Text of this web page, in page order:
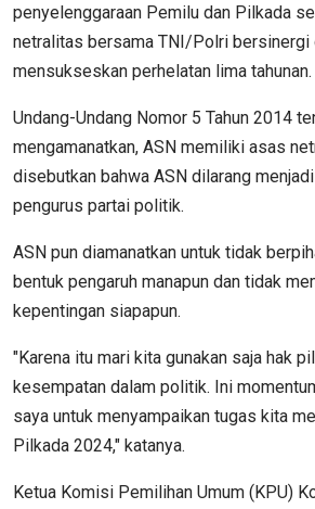
penyelenggaraan Pemilu dan Pilkada
netralitas bersama TNI/Polri bersinergi
mensukseskan perhelatan lima tahunan.
Undang-Undang Nomor 5 Tahun 2014
mengamanatkan, ASN memiliki asas
disebutkan bahwa ASN dilarang
pengurus partai politik.
ASN pun diamanatkan untuk tidak
bentuk pengaruh manapun dan tidak
kepentingan siapapun.
"Karena itu mari kita gunakan saja hak
kesempatan dalam politik. Ini
saya untuk menyampaikan tugas kita
Pilkada 2024," katanya.
Ketua Komisi Pemilihan Umum (KPU)